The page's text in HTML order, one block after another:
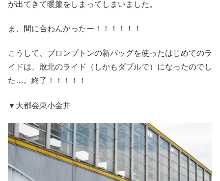
が出てきて暖簾をしまってしまいました。
ま、間に合わんかったー！！！！！！
こうして、ブロンプトンの新バッグを使ったはじめてのラ
イドは、敗北のライド（しかもダブルで）になったのでし
た…。終了！！！！！
▼大都会東小金井